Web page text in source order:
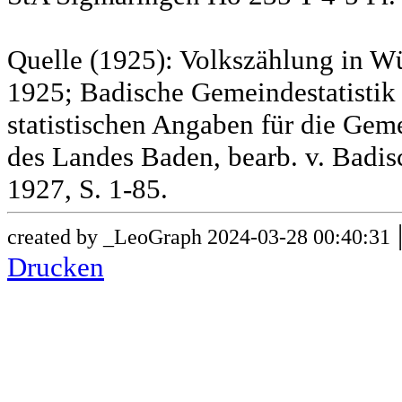
Quelle (1925): Volkszählung in
1925; Badische
statistischen Angaben für die
des Landes Baden, bearb. v.
1927, S. 1-85.
created by _LeoGraph 2024-03-28 00:40:31
Drucken